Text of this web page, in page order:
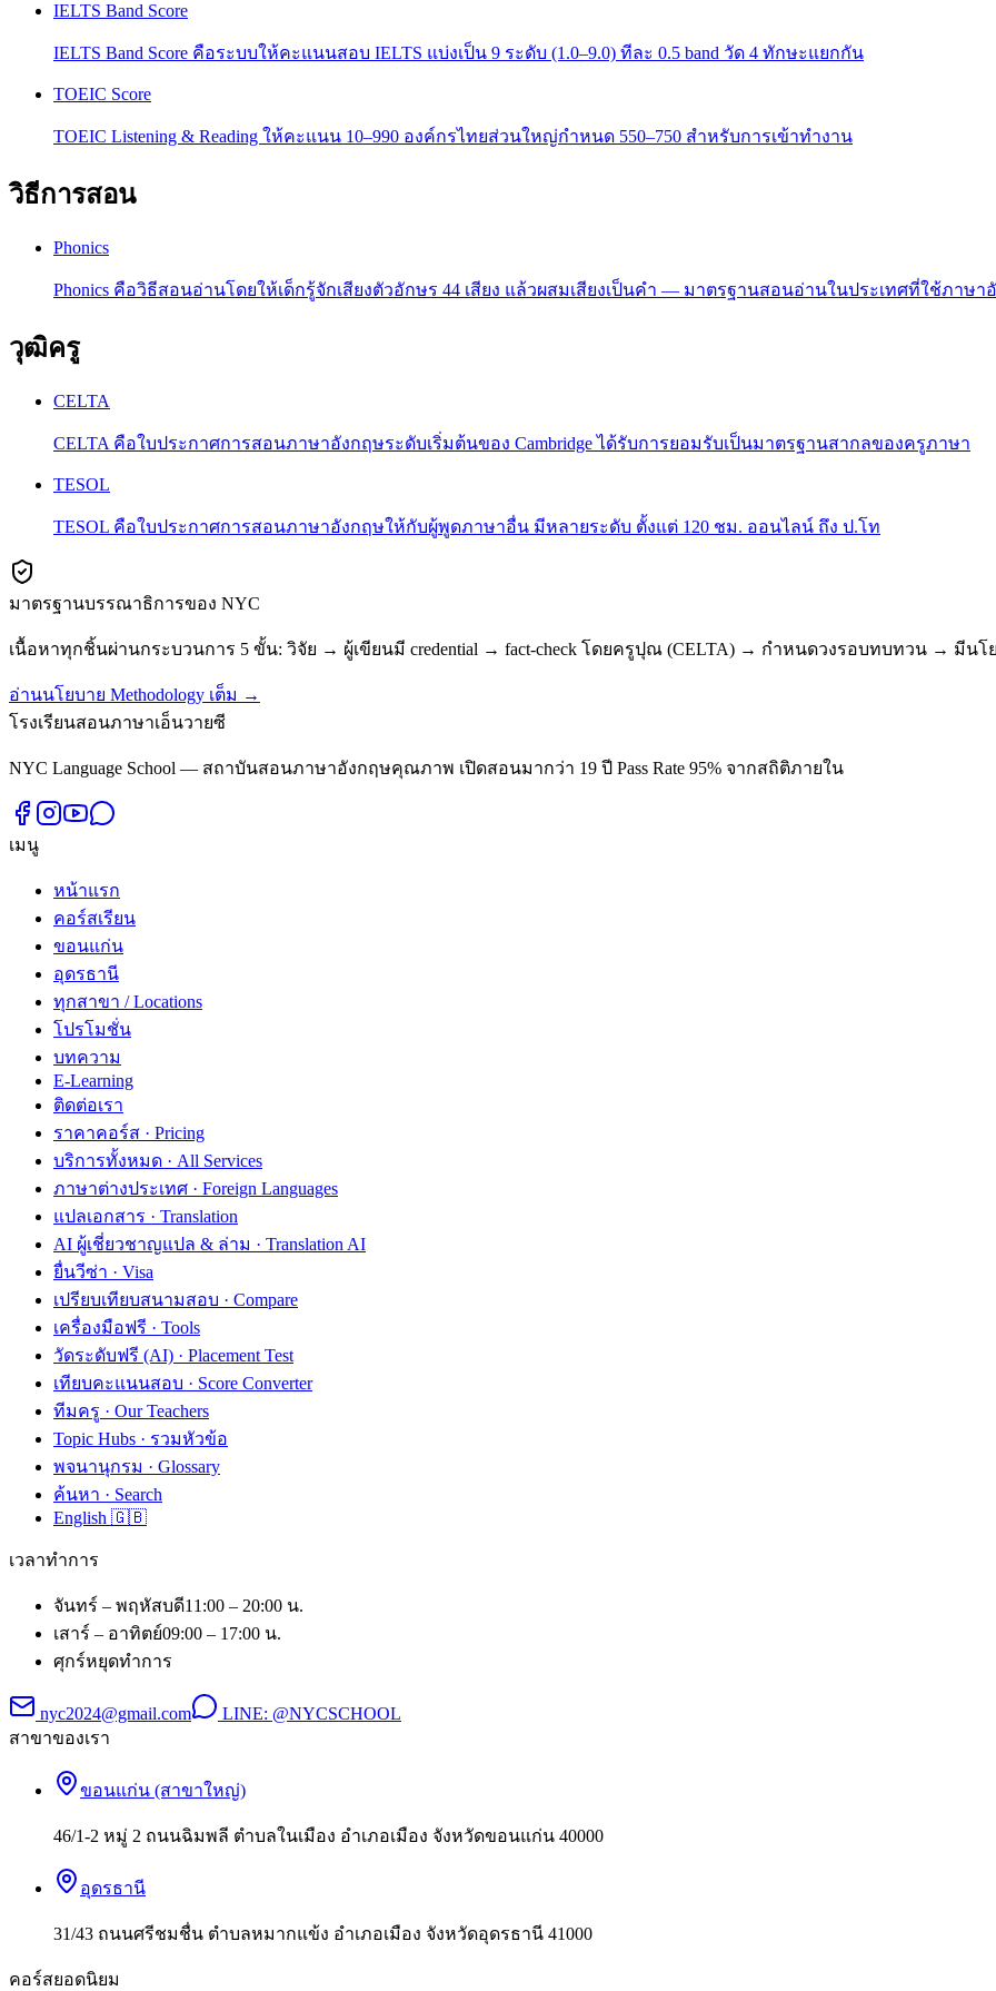
IELTS Band Score
IELTS Band Score คือระบบให้คะแนนสอบ IELTS แบ่งเป็น 9 ระดับ (1.0–9.0) ทีละ 0.5 band วัด 4 ทักษะแยกกัน
TOEIC Score
TOEIC Listening & Reading ให้คะแนน 10–990 องค์กรไทยส่วนใหญ่กำหนด 550–750 สำหรับการเข้าทำงาน
วิธีการสอน
Phonics
Phonics คือวิธีสอนอ่านโดยให้เด็กรู้จักเสียงตัวอักษร 44 เสียง แล้วผสมเสียงเป็นคำ — มาตรฐานสอนอ่านในประเทศที่ใช้ภาษา
วุฒิครู
CELTA
CELTA คือใบประกาศการสอนภาษาอังกฤษระดับเริ่มต้นของ Cambridge ได้รับการยอมรับเป็นมาตรฐานสากลของครูภาษา
TESOL
TESOL คือใบประกาศการสอนภาษาอังกฤษให้กับผู้พูดภาษาอื่น มีหลายระดับ ตั้งแต่ 120 ชม. ออนไลน์ ถึง ป.โท
มาตรฐานบรรณาธิการของ NYC
เนื้อหาทุกชิ้นผ่านกระบวนการ 5 ขั้น: วิจัย → ผู้เขียนมี credential → fact-check โดยครูปุณ (CELTA) → กำหนดวงรอบทบทวน → มีนโ
อ่านนโยบาย Methodology เต็ม →
โรงเรียนสอนภาษาเอ็นวายซี
NYC Language School — สถาบันสอนภาษาอังกฤษคุณภาพ เปิดสอนมากว่า 19 ปี Pass Rate 95% จากสถิติภายใน
เมนู
หน้าแรก
คอร์สเรียน
ขอนแก่น
อุดรธานี
ทุกสาขา / Locations
โปรโมชั่น
บทความ
E-Learning
ติดต่อเรา
ราคาคอร์ส · Pricing
บริการทั้งหมด · All Services
ภาษาต่างประเทศ · Foreign Languages
แปลเอกสาร · Translation
AI ผู้เชี่ยวชาญแปล & ล่าม · Translation AI
ยื่นวีซ่า · Visa
เปรียบเทียบสนามสอบ · Compare
เครื่องมือฟรี · Tools
วัดระดับฟรี (AI) · Placement Test
เทียบคะแนนสอบ · Score Converter
ทีมครู · Our Teachers
Topic Hubs · รวมหัวข้อ
พจนานุกรม · Glossary
ค้นหา · Search
English 🇬🇧
เวลาทำการ
จันทร์ – พฤหัสบดี11:00 – 20:00 น.
เสาร์ – อาทิตย์09:00 – 17:00 น.
ศุกร์หยุดทำการ
nyc2024@gmail.com LINE: @NYCSCHOOL
สาขาของเรา
ขอนแก่น (สาขาใหญ่)
46/1-2 หมู่ 2 ถนนฉิมพลี ตำบลในเมือง อำเภอเมือง จังหวัดขอนแก่น 40000
อุดรธานี
31/43 ถนนศรีชมชื่น ตำบลหมากแข้ง อำเภอเมือง จังหวัดอุดรธานี 41000
คอร์สยอดนิยม